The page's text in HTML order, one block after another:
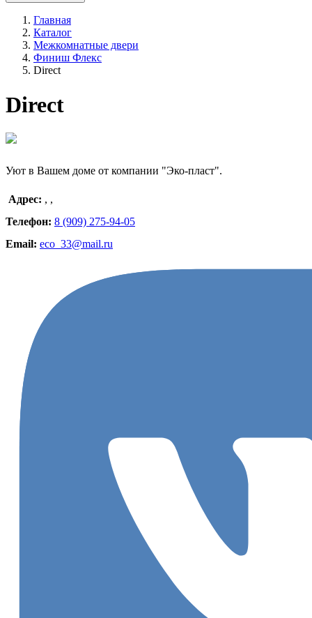
Главная
Каталог
Межкомнатные двери
Финиш Флекс
Direct
Direct
Уют в Вашем доме от компании "Эко-пласт".
Адрес: , ,
Телефон: 8 (909) 275-94-05
Email: eco_33@mail.ru